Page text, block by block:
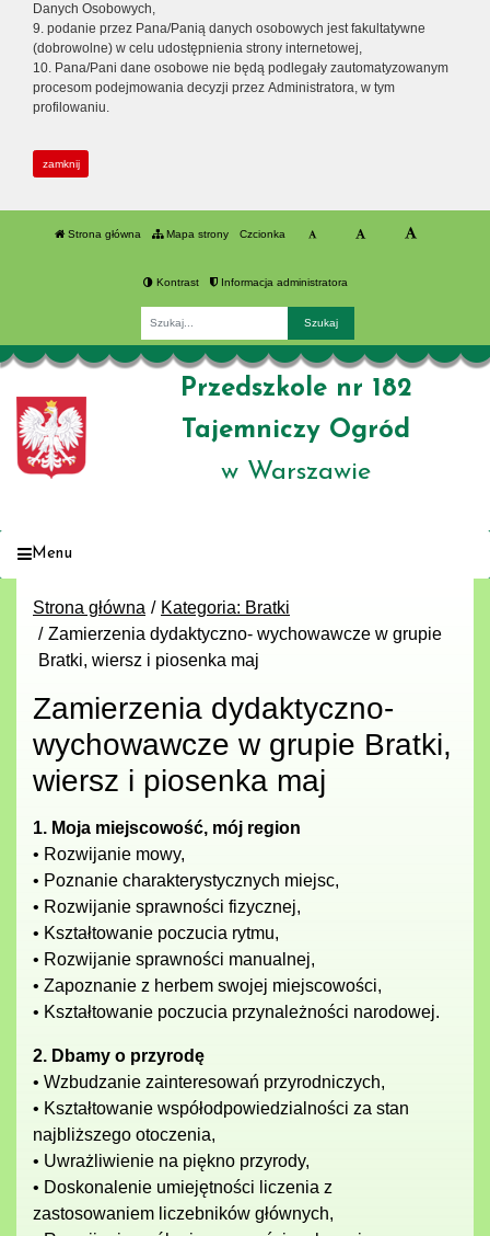
Danych Osobowych,
9. podanie przez Pana/Panią danych osobowych jest fakultatywne
(dobrowolne) w celu udostępnienia strony internetowej,
10. Pana/Pani dane osobowe nie będą podlegały zautomatyzowanym
procesom podejmowania decyzji przez Administratora, w tym
profilowaniu.
zamknij
Strona główna Mapa strony Czcionka
Kontrast Informacja administratora
Przedszkole nr 182
Tajemniczy Ogród
w Warszawie
Menu
Strona główna
Kategoria: Bratki
Zamierzenia dydaktyczno- wychowawcze w grupie
Bratki, wiersz i piosenka maj
Zamierzenia dydaktyczno-
wychowawcze w grupie Bratki,
wiersz i piosenka maj
1. Moja miejscowość, mój region
• Rozwijanie mowy,
• Poznanie charakterystycznych miejsc,
• Rozwijanie sprawności fizycznej,
• Kształtowanie poczucia rytmu,
• Rozwijanie sprawności manualnej,
• Zapoznanie z herbem swojej miejscowości,
• Kształtowanie poczucia przynależności narodowej.
2. Dbamy o przyrodę
• Wzbudzanie zainteresowań przyrodniczych,
• Kształtowanie współodpowiedzialności za stan
najbliższego otoczenia,
• Uwrażliwienie na piękno przyrody,
• Doskonalenie umiejętności liczenia z
zastosowaniem liczebników głównych,